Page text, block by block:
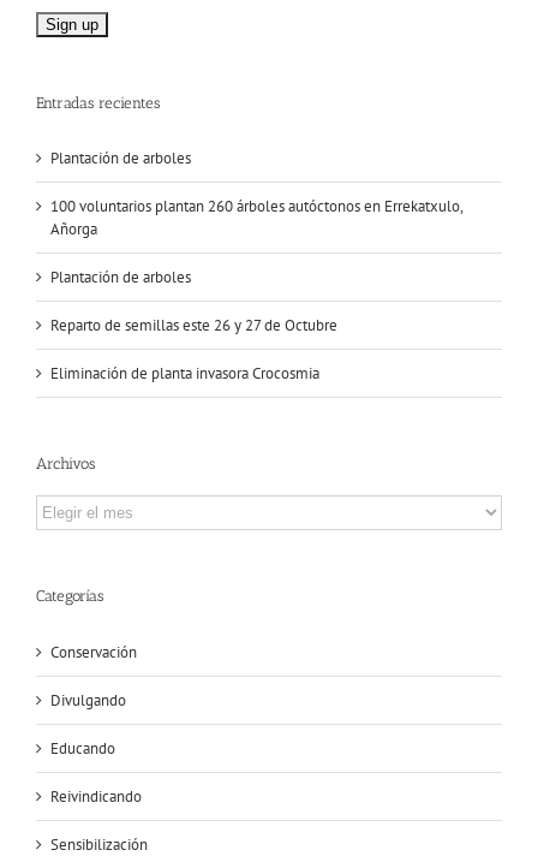
Entradas recientes
Plantación de arboles
100 voluntarios plantan 260 árboles autóctonos en Errekatxulo,
Añorga
Plantación de arboles
Reparto de semillas este 26 y 27 de Octubre
Eliminación de planta invasora Crocosmia
Archivos
Archivos
Categorías
Conservación
Divulgando
Educando
Reivindicando
Sensibilización